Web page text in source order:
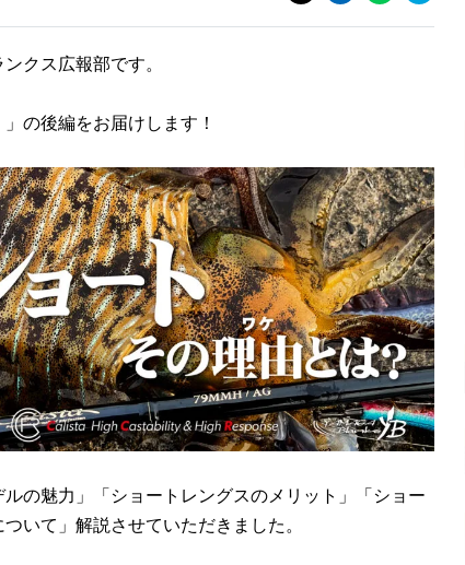
クス広報部です。
の後編をお届けします！
の魅力」「ショートレングスのメリット」「ショー
いて」解説させていただきました。